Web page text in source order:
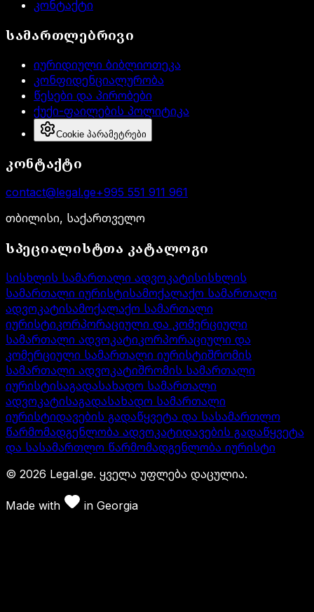
კონტაქტი
სამართლებრივი
იურიდიული ბიბლიოთეკა
კონფიდენციალურობა
წესები და პირობები
ქუქი-ფაილების პოლიტიკა
Cookie პარამეტრები
კონტაქტი
contact@legal.ge+995 551 911 961
თბილისი, საქართველო
სპეციალისტთა კატალოგი
სისხლის სამართალი ადვოკატისისხლის
სამართალი იურისტისამოქალაქო სამართალი
ადვოკატისამოქალაქო სამართალი
იურისტიკორპორაციული და კომერციული
სამართალი ადვოკატიკორპორაციული და
კომერციული სამართალი იურისტიშრომის
სამართალი ადვოკატიშრომის სამართალი
იურისტისაგადასახადო სამართალი
ადვოკატისაგადასახადო სამართალი
იურისტიდავების გადაწყვეტა და სასამართლო
წარმომადგენლობა ადვოკატიდავების გადაწყვეტა
და სასამართლო წარმომადგენლობა იურისტი
© 2026 Legal.ge. ყველა უფლება დაცულია.
Made with in Georgia